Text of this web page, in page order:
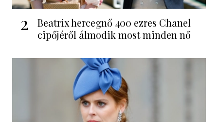
2
Beatrix hercegnő 400 ezres Chanel
cipőjéről álmodik most minden nő